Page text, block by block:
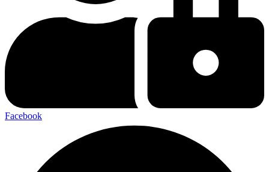
Facebook